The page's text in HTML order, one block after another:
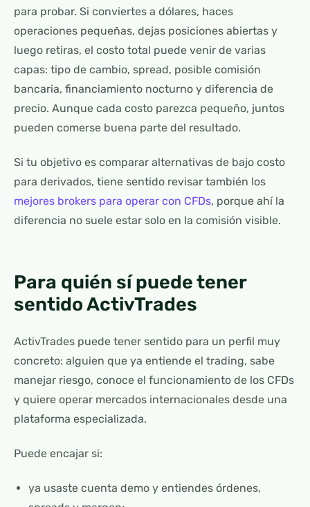
para probar. Si conviertes a dólares, haces
operaciones pequeñas, dejas posiciones abiertas y
luego retiras, el costo total puede venir de varias
capas: tipo de cambio, spread, posible comisión
bancaria, financiamiento nocturno y diferencia de
precio. Aunque cada costo parezca pequeño, juntos
pueden comerse buena parte del resultado.
Si tu objetivo es comparar alternativas de bajo costo
para derivados, tiene sentido revisar también los
mejores brokers para operar con CFDs, porque ahí la
diferencia no suele estar solo en la comisión visible.
Para quién sí puede tener
sentido ActivTrades
ActivTrades puede tener sentido para un perfil muy
concreto: alguien que ya entiende el trading, sabe
manejar riesgo, conoce el funcionamiento de los CFDs
y quiere operar mercados internacionales desde una
plataforma especializada.
Puede encajar si:
ya usaste cuenta demo y entiendes órdenes,